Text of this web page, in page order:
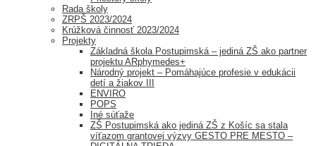
Rada školy
ZRPŠ 2023/2024
Krúžková činnosť 2023/2024
Projekty
Základná škola Postupimská – jediná ZŠ ako partner
projektu ARphymedes+
Národný projekt – Pomáhajúce profesie v edukácii
detí a žiakov III
ENVIRO
POPS
Iné súťaže
ZŠ Postupimská ako jediná ZŠ z Košíc sa stala
víťazom grantovej výzvy GESTO PRE MESTO –